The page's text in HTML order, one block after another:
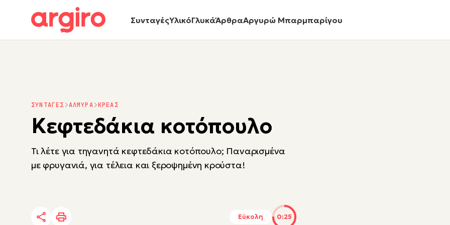
ΣυνταγέςΥλικόΓλυκάΆρθραΑργυρώ Μπαρμπαρίγου
ΣΥΝΤΑΓΕΣ ΑΛΜΥΡΑ ΚΡΕΑΣ
Κεφτεδάκια κοτόπουλο
Τι λέτε για τηγανητά κεφτεδάκια κοτόπουλο; Παναρισμένα
με φρυγανιά, για τέλεια και ξεροψημένη κρούστα!
Εύκολη 0:25